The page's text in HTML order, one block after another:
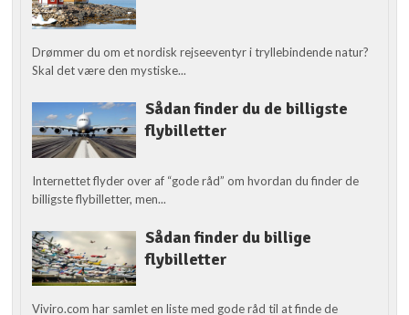
Drømmer du om et nordisk rejseeventyr i tryllebindende natur?
Skal det være den mystiske...
Sådan finder du de billigste
flybilletter
Internettet flyder over af “gode råd” om hvordan du finder de
billigste flybilletter, men...
Sådan finder du billige
flybilletter
Viviro.com har samlet en liste med gode råd til at finde de